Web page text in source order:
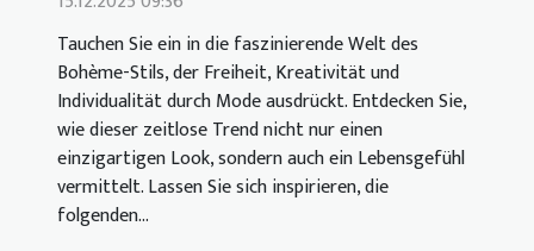
Tauchen Sie ein in die faszinierende Welt des
Bohème-Stils, der Freiheit, Kreativität und
Individualität durch Mode ausdrückt. Entdecken Sie,
wie dieser zeitlose Trend nicht nur einen
einzigartigen Look, sondern auch ein Lebensgefühl
vermittelt. Lassen Sie sich inspirieren, die
folgenden...